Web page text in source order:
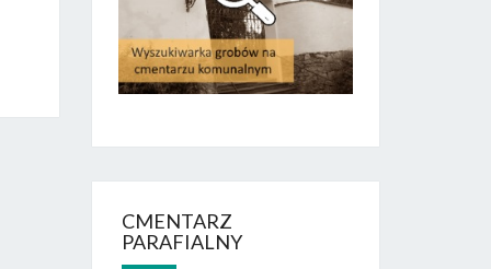
CMENTARZ
PARAFIALNY